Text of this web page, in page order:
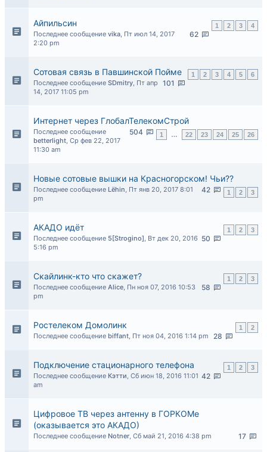
Айпильсин 1 2 3 4
62
Последнее сообщение vika, Пт июл 14, 2017
2:20 pm
Сотовая связь в Павшинской Пойме 1 2 3 4 5 6
101
Последнее сообщение SDmitry, Пт апр
14, 2017 11:05 pm
Интернет через ГлобалТелекомСтрой
1 … 22 23 24 25 26
504
Последнее сообщение
betterlight, Ср фев 22, 2017
11:30 am
Новые сотовые вышки на Красногорском! Чьи??
1 2 3
42
Последнее сообщение Lёhin, Пт янв 20, 2017 8:01
pm
АКАДО идёт 1 2 3
50
Последнее сообщение 5[Strogino], Вт дек 20, 2016
5:16 pm
Скайлинк-кто что скажет? 1 2 3
58
Последнее сообщение Alice, Пн ноя 07, 2016 10:53
pm
Ростелеком Домолинк 1 2
28
Последнее сообщение biffant, Пт ноя 04, 2016 1:14 pm
Подключение стационарного телефона 1 2 3
42
Последнее сообщение Кэтти, Сб июн 18, 2016 11:01
am
Цифровое ТВ через антенну в ГОРКОМе
(оказывается это АКАДО)
17
Последнее сообщение Notner, Сб май 21, 2016 4:38 pm